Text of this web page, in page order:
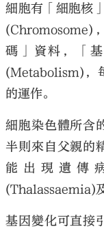
細胞有「細胞核
(Chromosome)
碼」資料，「
(Metabolism)，
的運作。
細胞染色體所含
半則來自父親的
能出現遺傳
(Thalassaemia)
基因變化可直接